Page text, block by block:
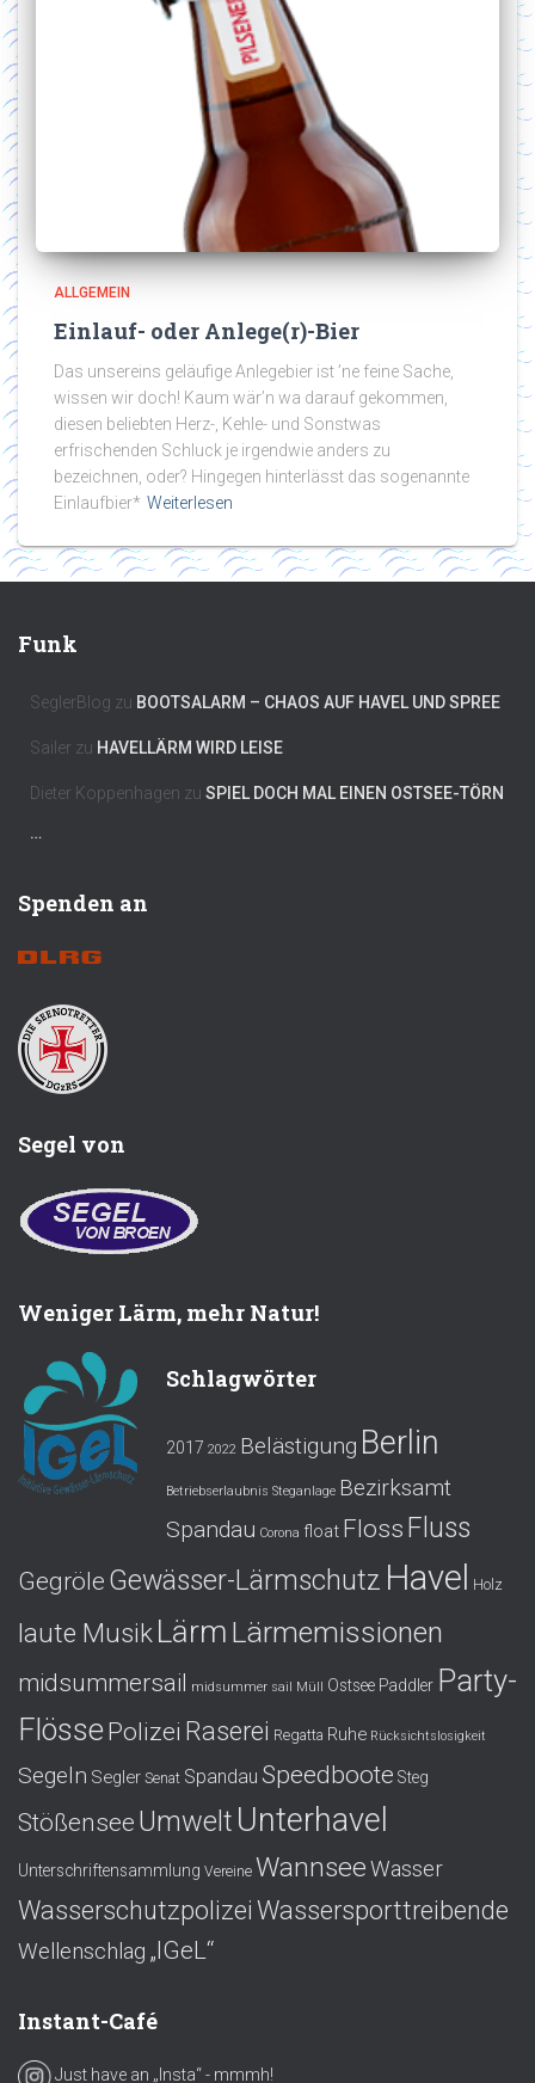
ALLGEMEIN
Einlauf- oder Anlege(r)-Bier
Das unsereins geläufige Anlegebier ist ’ne feine Sache,
wissen wir doch! Kaum wär’n wa darauf gekommen,
diesen beliebten Herz-, Kehle- und Sonstwas
erfrischenden Schluck je irgendwie anders zu
bezeichnen, oder? Hingegen hinterlässt das sogenannte
Einlaufbier* Weiterlesen
Funk
SeglerBlog zu BOOTSALARM – CHAOS AUF HAVEL UND SPREE
Sailer zu HAVELLÄRM WIRD LEISE
Dieter Koppenhagen zu SPIEL DOCH MAL EINEN OSTSEE-TÖRN
…
Spenden an
Segel von
Weniger Lärm, mehr Natur!
Schlagwörter
2017 2022 Belästigung Berlin
Betriebserlaubnis Steganlage Bezirksamt
Spandau Corona float Floss Fluss
Gegröle Gewässer-Lärmschutz Havel Holz
laute Musik Lärm Lärmemissionen
midsummersail midsummer sail Müll Ostsee Paddler Party-
FlössePolizei Raserei Regatta Ruhe Rücksichtslosigkeit
Segeln Segler Senat Spandau Speedboote Steg
Stößensee Umwelt Unterhavel
Unterschriftensammlung Vereine WannseeWasser
Wasserschutzpolizei Wassersporttreibende
Wellenschlag „IGeL“
Instant-Café
Just have an „Insta“ - mmmh!